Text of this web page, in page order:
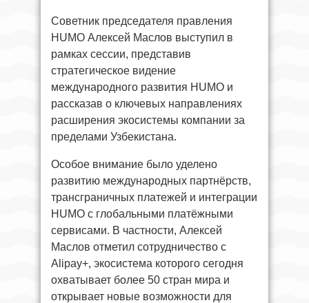
Советник председателя правления
HUMO Алексей Маслов выступил в
рамках сессии, представив
стратегическое видение
международного развития HUMO и
рассказав о ключевых направлениях
расширения экосистемы компании за
пределами Узбекистана.
Особое внимание было уделено
развитию международных партнёрств,
трансграничных платежей и интеграции
HUMO с глобальными платёжными
сервисами. В частности, Алексей
Маслов отметил сотрудничество с
Alipay+, экосистема которого сегодня
охватывает более 50 стран мира и
открывает новые возможности для